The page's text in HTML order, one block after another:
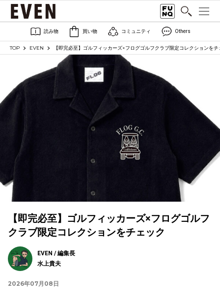
読み物 買い物 コミュニティ Others
TOP EVEN 【即完必至】ゴルフィッカーズ×フログゴルフクラブ限定コレクションをチ
【即完必至】ゴルフィッカーズ×フログゴルフ
クラブ限定コレクションをチェック
EVEN / 編集長
水上貴夫
2026年07月08日